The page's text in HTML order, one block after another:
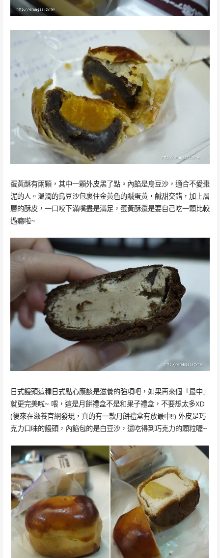
蛋黃酥有兩顆，其中一顆外皮黑了點。內餡是烏豆沙，適合不愛棗
泥的人。溫潤的烏豆沙包裹住金黃色的鹹蛋黃，鹹甜交錯，加上層
層的酥皮，一口咬下滿嘴盡是滿足，蛋黃酥還是要自己吃一顆比較
過癮啦~
日式饅頭這種日式點心應該是滋養的強項吧，如果再來個「最中」
就更完美啦~ 喂，這是月餅禮盒不是和果子禮盒，不要想太多XD
(後來在滋養官網發現，真的有一款月餅禮盒有放最中!!) 外皮是巧
克力口味的饅頭，內餡包的是白豆沙，還吃得到巧克力的顆粒喔~